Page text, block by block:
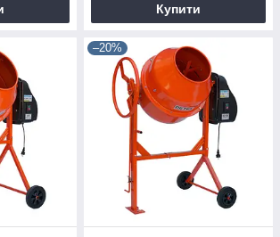
Купити
–20%